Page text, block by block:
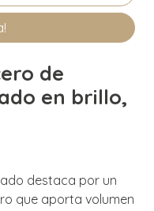
de
en brillo,
destaca por un
que aporta volumen